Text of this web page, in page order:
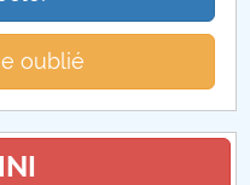
oublié